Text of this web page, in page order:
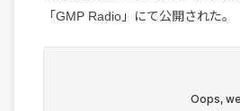
「GMP Radio」にて公開された。